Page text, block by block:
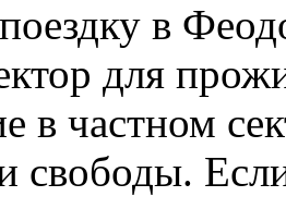
в
для
в частном
свободы.